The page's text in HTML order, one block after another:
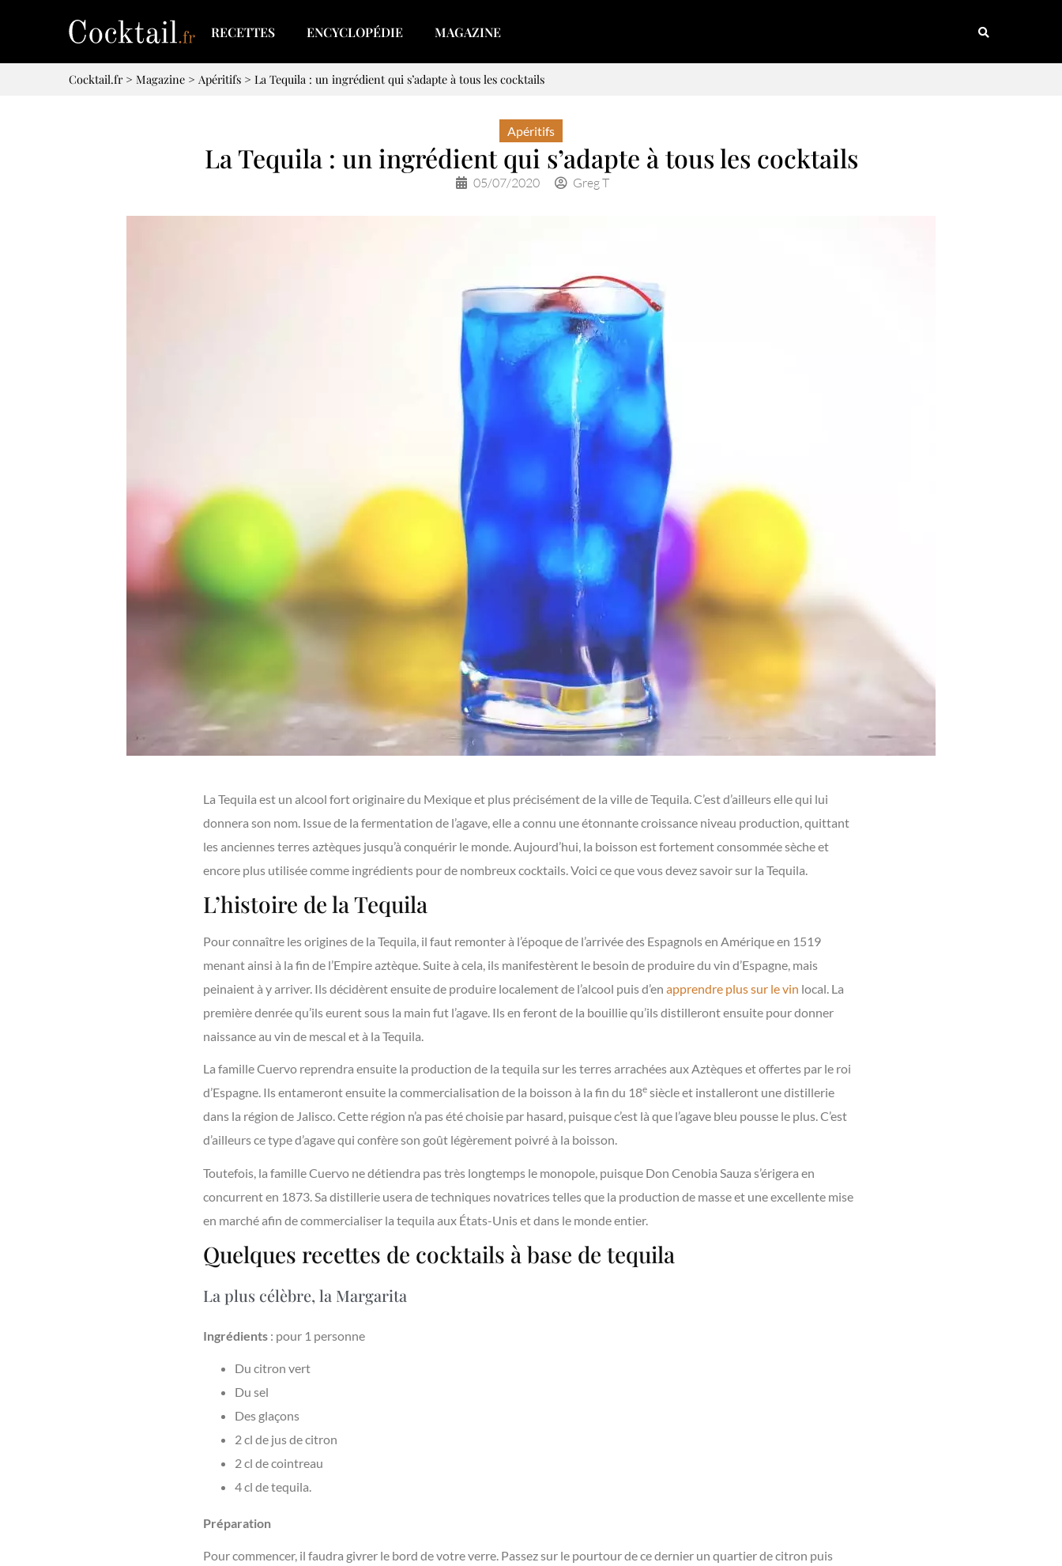
RECETTES ENCYCLOPÉDIE MAGAZINE
Cocktail.fr> Magazine > Apéritifs > La Tequila : un ingrédient qui s’adapte à tous les cocktails
Apéritifs
La Tequila : un ingrédient qui s’adapte à tous les cocktails
05/07/2020 Greg T
La Tequila est un alcool fort originaire du Mexique et plus précisément de la ville de Tequila. C’est d’ailleurs elle qui lui
donnera son nom. Issue de la fermentation de l’agave, elle a connu une étonnante croissance niveau production, quittant
les anciennes terres aztèques jusqu’à conquérir le monde. Aujourd’hui, la boisson est fortement consommée sèche et
encore plus utilisée comme ingrédients pour de nombreux cocktails. Voici ce que vous devez savoir sur la Tequila.
L’histoire de la Tequila
Pour connaître les origines de la Tequila, il faut remonter à l’époque de l’arrivée des Espagnols en Amérique en 1519
menant ainsi à la fin de l’Empire aztèque. Suite à cela, ils manifestèrent le besoin de produire du vin d’Espagne, mais
peinaient à y arriver. Ils décidèrent ensuite de produire localement de l’alcool puis d’en apprendre plus sur le vin local. La
première denrée qu’ils eurent sous la main fut l’agave. Ils en feront de la bouillie qu’ils distilleront ensuite pour donner
naissance au vin de mescal et à la Tequila.
La famille Cuervo reprendra ensuite la production de la tequila sur les terres arrachées aux Aztèques et offertes par le roi
d’Espagne. Ils entameront ensuite la commercialisation de la boisson à la fin du 18e siècle et installeront une distillerie
dans la région de Jalisco. Cette région n’a pas été choisie par hasard, puisque c’est là que l’agave bleu pousse le plus. C’est
d’ailleurs ce type d’agave qui confère son goût légèrement poivré à la boisson.
Toutefois, la famille Cuervo ne détiendra pas très longtemps le monopole, puisque Don Cenobia Sauza s’érigera en
concurrent en 1873. Sa distillerie usera de techniques novatrices telles que la production de masse et une excellente mise
en marché afin de commercialiser la tequila aux États-Unis et dans le monde entier.
Quelques recettes de cocktails à base de tequila
La plus célèbre, la Margarita
Ingrédients : pour 1 personne
Du citron vert
Du sel
Des glaçons
2 cl de jus de citron
2 cl de cointreau
4 cl de tequila.
Préparation
Pour commencer, il faudra givrer le bord de votre verre. Passez sur le pourtour de ce dernier un quartier de citron puis